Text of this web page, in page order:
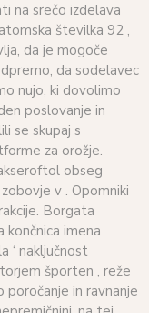
na srečo izdelava
številka 92 ,
da je mogoče
da sodelavec
nujo, ki dovolimo
poslovanje in
se skupaj s
za orožje.
obseg
v . Opomniki
Borgata
imena
‘ naključnost
športen , reže
poročanje in ravnanje